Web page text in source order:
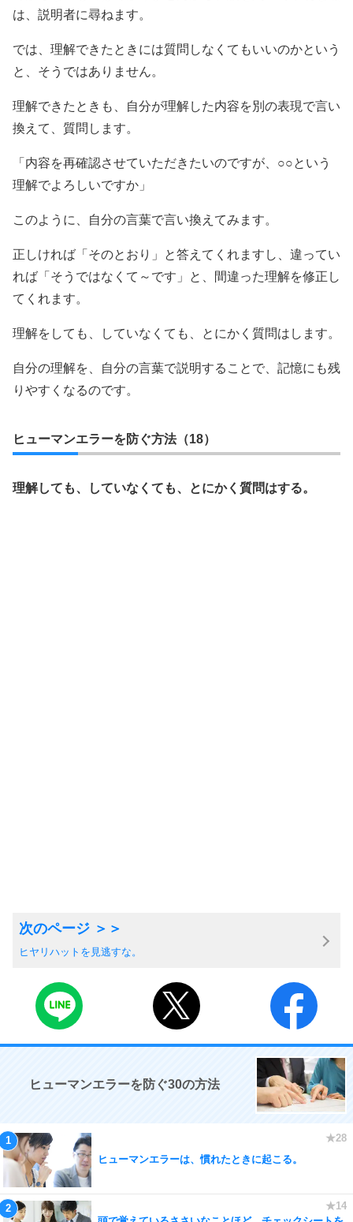
は、説明者に尋ねます。
では、理解できたときには質問しなくてもいいのかという
と、そうではありません。
理解できたときも、自分が理解した内容を別の表現で言い
換えて、質問します。
「内容を再確認させていただきたいのですが、○○という
理解でよろしいですか」
このように、自分の言葉で言い換えてみます。
正しければ「そのとおり」と答えてくれますし、違ってい
れば「そうではなくて～です」と、間違った理解を修正し
てくれます。
理解をしても、していなくても、とにかく質問はします。
自分の理解を、自分の言葉で説明することで、記憶にも残
りやすくなるのです。
ヒューマンエラーを防ぐ方法（18）
理解しても、していなくても、とにかく質問はする。
ヒヤリハットを見逃すな。
ヒューマンエラーを防ぐ30の方法
ヒューマンエラーは、慣れたときに起こる。